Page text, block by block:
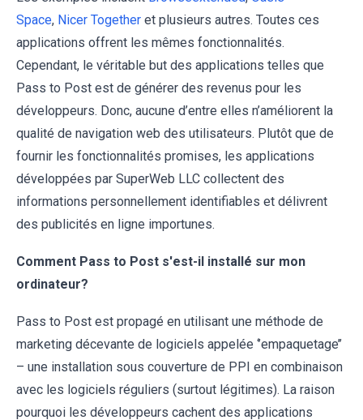
Space, Nicer Together et plusieurs autres. Toutes ces
applications offrent les mêmes fonctionnalités.
Cependant, le véritable but des applications telles que
Pass to Post est de générer des revenus pour les
développeurs. Donc, aucune d’entre elles n’améliorent la
qualité de navigation web des utilisateurs. Plutôt que de
fournir les fonctionnalités promises, les applications
développées par SuperWeb LLC collectent des
informations personnellement identifiables et délivrent
des publicités en ligne importunes.
Comment Pass to Post s'est-il installé sur mon
ordinateur?
Pass to Post est propagé en utilisant une méthode de
marketing décevante de logiciels appelée ‘’empaquetage’’
– une installation sous couverture de PPI en combinaison
avec les logiciels réguliers (surtout légitimes). La raison
pourquoi les développeurs cachent des applications